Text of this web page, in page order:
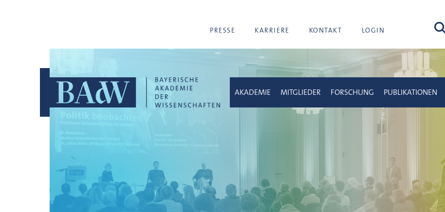
PRESSE KARRIERE KONTAKT LOGIN Suche
AKADEMIE MITGLIEDER FORSCHUNG PUBLIKATIONEN